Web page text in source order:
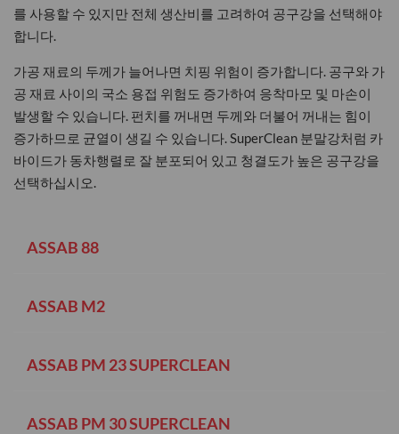
를 사용할 수 있지만 전체 생산비를 고려하여 공구강을 선택해야
합니다.
가공 재료의 두께가 늘어나면 치핑 위험이 증가합니다. 공구와 가
공 재료 사이의 국소 용접 위험도 증가하여 응착마모 및 마손이
발생할 수 있습니다. 펀치를 꺼내면 두께와 더불어 꺼내는 힘이
증가하므로 균열이 생길 수 있습니다. SuperClean 분말강처럼 카
바이드가 동차행렬로 잘 분포되어 있고 청결도가 높은 공구강을
선택하십시오.
ASSAB 88
ASSAB M2
ASSAB PM 23 SUPERCLEAN
ASSAB PM 30 SUPERCLEAN